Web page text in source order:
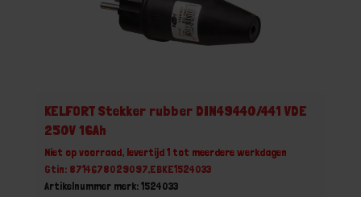
KELFORT Stekker rubber DIN49440/441 VDE
250V 16Ah
Niet op voorraad, levertijd 1 tot meerdere werkdagen
Gtin: 8714678029097,EBKE1524033
Artikelnummer merk: 1524033